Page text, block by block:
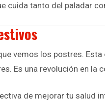
cuida tanto del paladar
vemos los postres.
Es una revolución en la
de mejorar tu salud